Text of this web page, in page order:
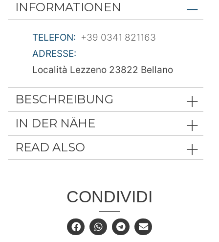
INFORMATIONEN
TELEFON: +39 0341 821163
ADRESSE:
Località Lezzeno 23822 Bellano
BESCHREIBUNG
IN DER NÄHE
READ ALSO
CONDIVIDI